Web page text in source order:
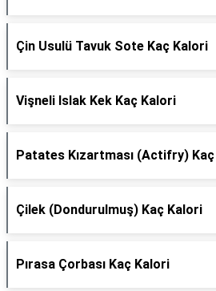
Çin Usulü Tavuk Sote Kaç Kalori
Vişneli Islak Kek Kaç Kalori
Patates Kızartması (Actifry)
Çilek (Dondurulmuş) Kaç Kalori
Pırasa Çorbası Kaç Kalori